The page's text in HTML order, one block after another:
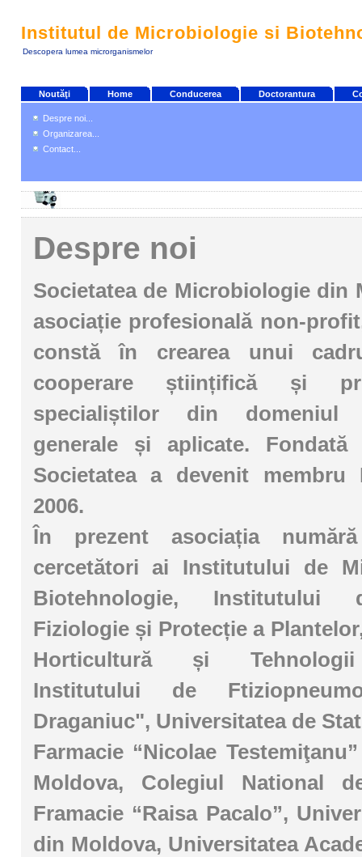
Institutul de Microbiologie si
Descopera lumea microrganismelor
Noutăţi Home Conducerea Doctorantura
Despre noi...
Organizarea...
Contact...
Despre noi
Societatea de Microbiologie din
asociație profesională non-
constă în crearea unui
cooperare științifică și
specialiștilor din domeniul
generale și aplicate.
Societatea a devenit membru
2006.
În prezent asociația
cercetători ai Institutului de
Biotehnologie, Institutului
Fiziologie și Protecție a
Horticultură și Tehnologii
Institutului de
Draganiuc", Universitatea de
Farmacie “Nicolae
Moldova, Colegiul National
Framacie “Raisa Pacalo”,
din Moldova, Universitatea